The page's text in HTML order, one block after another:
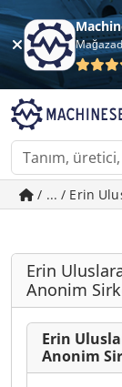
/ ... / Erin
Erin
Anonim
Erin
Anonim